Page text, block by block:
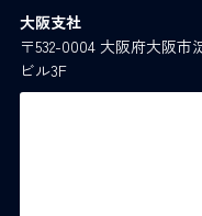
大阪支社
〒532-0004 大阪府大阪市
ビル3F